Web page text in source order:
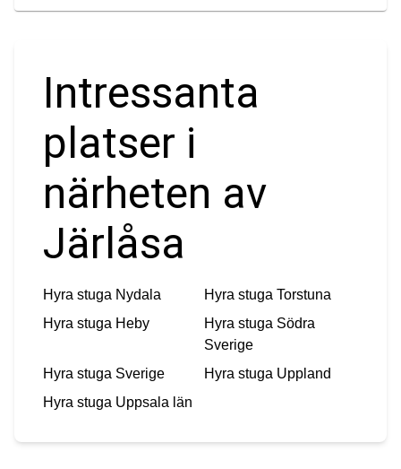
Intressanta
platser i
närheten av
Järlåsa
Hyra stuga Nydala Hyra stuga Torstuna
Hyra stuga Heby Hyra stuga Södra
Sverige
Hyra stuga Sverige Hyra stuga Uppland
Hyra stuga Uppsala län